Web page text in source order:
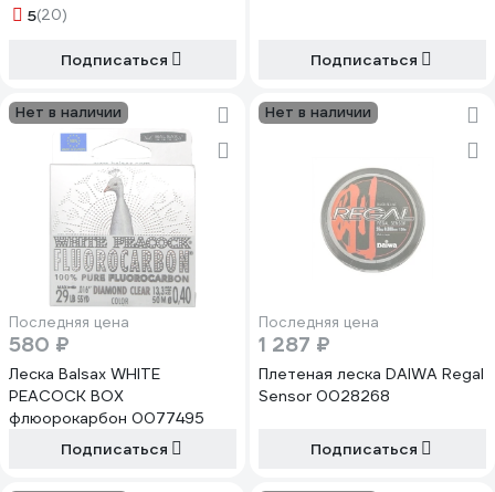
5(20)
Подписаться Подписаться
Нет в наличии
Последняя цена
580 ₽
Леска Balsax WHITE
PEACOCK BOX
флюорокарбон 0077495
Подписаться
Нет в наличии
Последняя цена
1 287 ₽
Плетеная леска DAIWA Regal
Sensor 0028268
Подписаться